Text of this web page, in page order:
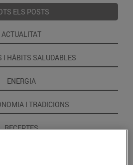
ELS POSTS
ACTUALITAT
I HÀBITS SALUDABLES
ENERGIA
I TRADICIONS
RECEPTES